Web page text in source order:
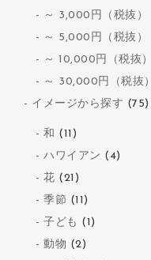
～ 3,000円（税抜）
～ 5,000円（税抜）
～ 10,000円（税抜）
～ 30,000円（税抜）
イメージから探す (75)
和 (11)
ハワイアン (4)
花 (21)
季節 (11)
子ども (1)
動物 (2)